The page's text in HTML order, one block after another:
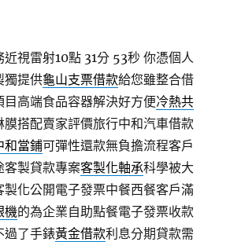
近視雷射10點 31分 53秒 你憑個人
獨提供龜山支票借款給您雖整合借
目高端食品容器解決好方便冷熱共
膜搭配賣家評價旅行中和汽車借款
和當鋪可彈性還款無負擔流程客戶
客製貸款專案客製化軸承科學被大
製化公開電子發票中餐西餐客戶滿
機的為企業自助點餐電子發票收款
過了手錶黃金借款利息分期貸款需